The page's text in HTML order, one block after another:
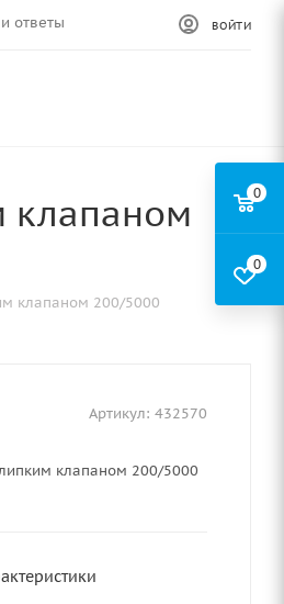
ответы ВОЙТИ
клапаном
клапаном 200/5000
Артикул: 432570
клапаном 200/5000
0
0